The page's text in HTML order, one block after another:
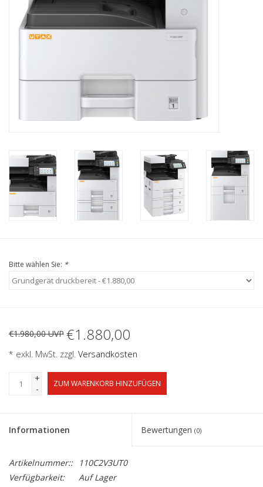
Bitte wählen Sie: *
€1.980,00 UVP €1.880,00
* exkl. MwSt. zzgl. Versandkosten
+
-
ZUM WARENKORB HINZUFÜGEN
Informationen Bewertungen (0)
Artikelnummer::
110C2V3UT0
Verfügbarkeit:
Auf Lager